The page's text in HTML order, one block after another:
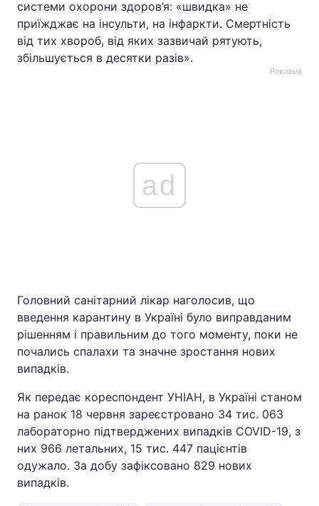
системи охорони здоров’я: «швидка» не
приїжджає на інсульти, на інфаркти. Смертність
від тих хвороб, від яких зазвичай рятують,
збільшується в десятки разів».
Реклама
ad
Головний санітарний лікар наголосив, що
введення карантину в Україні було виправданим
рішенням і правильним до того моменту, поки не
почались спалахи та значне зростання нових
випадків.
Як передає кореспондент УНІАН, в Україні станом
на ранок 18 червня зареєстровано 34 тис. 063
лабораторно підтверджених випадків COVID-19, з
них 966 летальних, 15 тис. 447 пацієнтів
одужало. За добу зафіксовано 829 нових
випадків.